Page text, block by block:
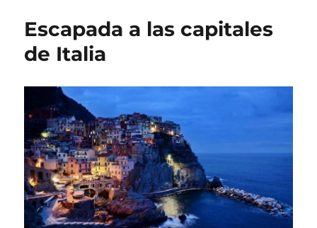
día
Escapada a las capitales
de Italia